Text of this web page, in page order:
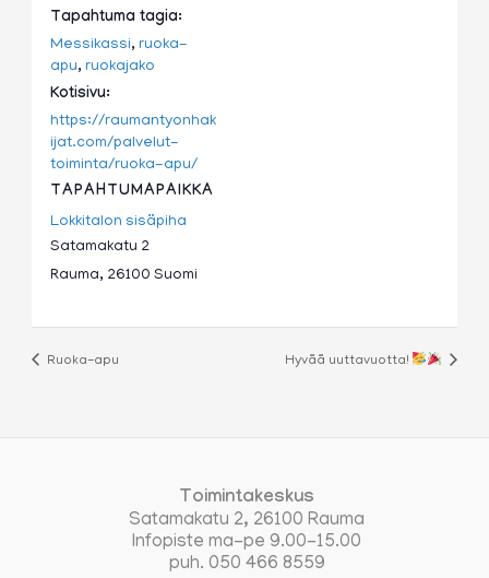
Tapahtuma tagia:
Messikassi,ruoka-
apu,ruokajako
Kotisivu:
https://raumantyonhak
ijat.com/palvelut-
toiminta/ruoka-apu/
TAPAHTUMAPAIKKA
Lokkitalon sisäpiha
Satamakatu 2
Rauma, 26100 Suomi
Ruoka-apu Hyvää uuttavuotta!
Toimintakeskus
Satamakatu 2, 26100 Rauma
Infopiste ma-pe 9.00-15.00
puh. 050 466 8559